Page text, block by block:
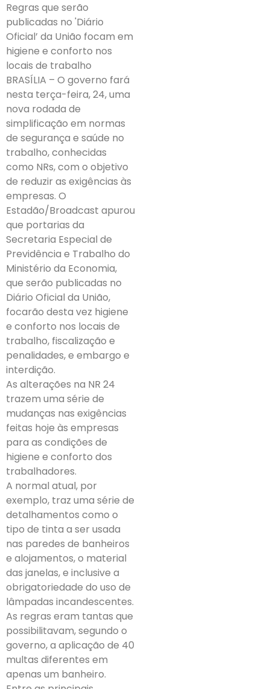
Regras que serão
publicadas no 'Diário
Oficial’ da União focam em
higiene e conforto nos
locais de trabalho
BRASÍLIA – O governo fará
nesta terça-feira, 24, uma
nova rodada de
simplificação em normas
de segurança e saúde no
trabalho, conhecidas
como NRs, com o objetivo
de reduzir as exigências às
empresas. O
Estadão/Broadcast apurou
que portarias da
Secretaria Especial de
Previdência e Trabalho do
Ministério da Economia,
que serão publicadas no
Diário Oficial da União,
focarão desta vez higiene
e conforto nos locais de
trabalho, fiscalização e
penalidades, e embargo e
interdição.
As alterações na NR 24
trazem uma série de
mudanças nas exigências
feitas hoje às empresas
para as condições de
higiene e conforto dos
trabalhadores.
A normal atual, por
exemplo, traz uma série de
detalhamentos como o
tipo de tinta a ser usada
nas paredes de banheiros
e alojamentos, o material
das janelas, e inclusive a
obrigatoriedade do uso de
lâmpadas incandescentes.
As regras eram tantas que
possibilitavam, segundo o
governo, a aplicação de 40
multas diferentes em
apenas um banheiro.